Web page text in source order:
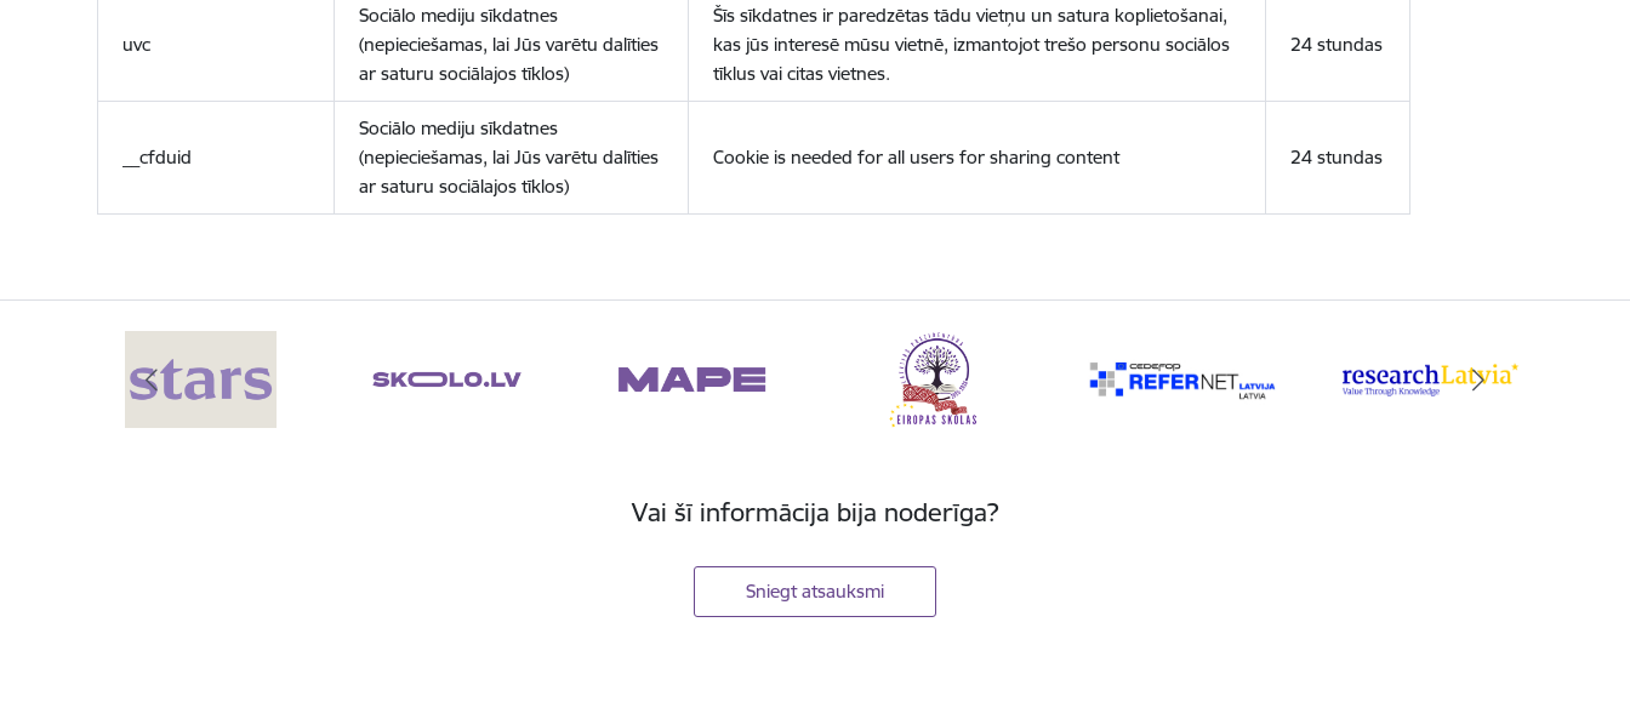
uvc
Sociālo mediju sīkdatnes
(nepieciešamas, lai Jūs varētu dalīties
ar saturu sociālajos tīklos)
Šīs sīkdatnes ir paredzētas tādu vietņu un satura koplietošanai,
kas jūs interesē mūsu vietnē, izmantojot trešo personu sociālos
tīklus vai citas vietnes.
24 stundas
__cfduid
Sociālo mediju sīkdatnes
(nepieciešamas, lai Jūs varētu dalīties
ar saturu sociālajos tīklos)
Cookie is needed for all users for sharing content 24 stundas
Vai šī informācija bija noderīga?
Sniegt atsauksmi